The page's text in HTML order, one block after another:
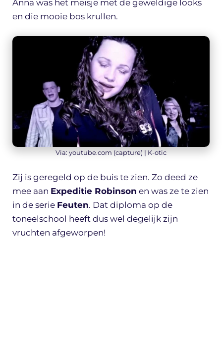
Anna was het meisje met de geweldige looks
en die mooie bos krullen.
Via: youtube.com (capture) | K-otic
Zij is geregeld op de buis te zien. Zo deed ze
mee aan Expeditie Robinson en was ze te zien
in de serie Feuten. Dat diploma op de
toneelschool heeft dus wel degelijk zijn
vruchten afgeworpen!